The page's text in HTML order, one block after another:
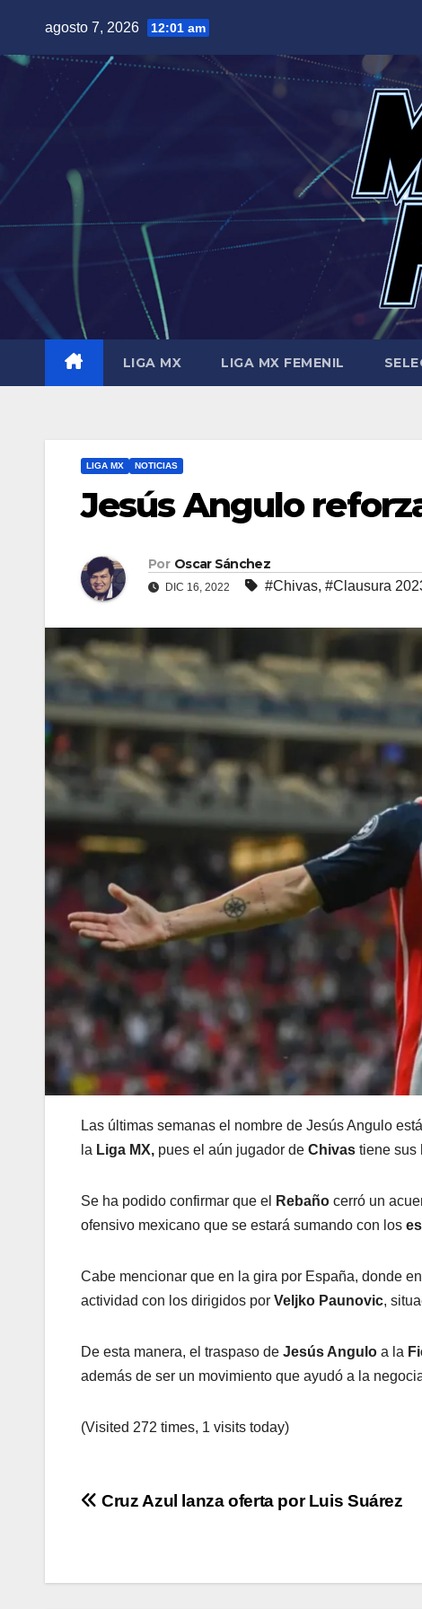
contenido
agosto 7, 2026 12:01 am
LIGA MX LIGA MX FEMENIL
LIGA MX NOTICIAS
Jesús Angulo
Por Oscar Sánchez
DIC 16, 2022 #Chivas, #Clausura
Las últimas semanas el nombre de Jesús Angulo
la Liga MX, pues el aún jugador de Chivas tiene sus
Se ha podido confirmar que el Rebaño cerró un
ofensivo mexicano que se estará sumando con los
Cabe mencionar que en la gira por España, donde
actividad con los dirigidos por Veljko Paunovic,
De esta manera, el traspaso de Jesús Angulo a la
además de ser un movimiento que ayudó a la
(Visited 272 times, 1 visits today)
Navegación
entradas
Cruz Azul lanza oferta por Luis Suárez